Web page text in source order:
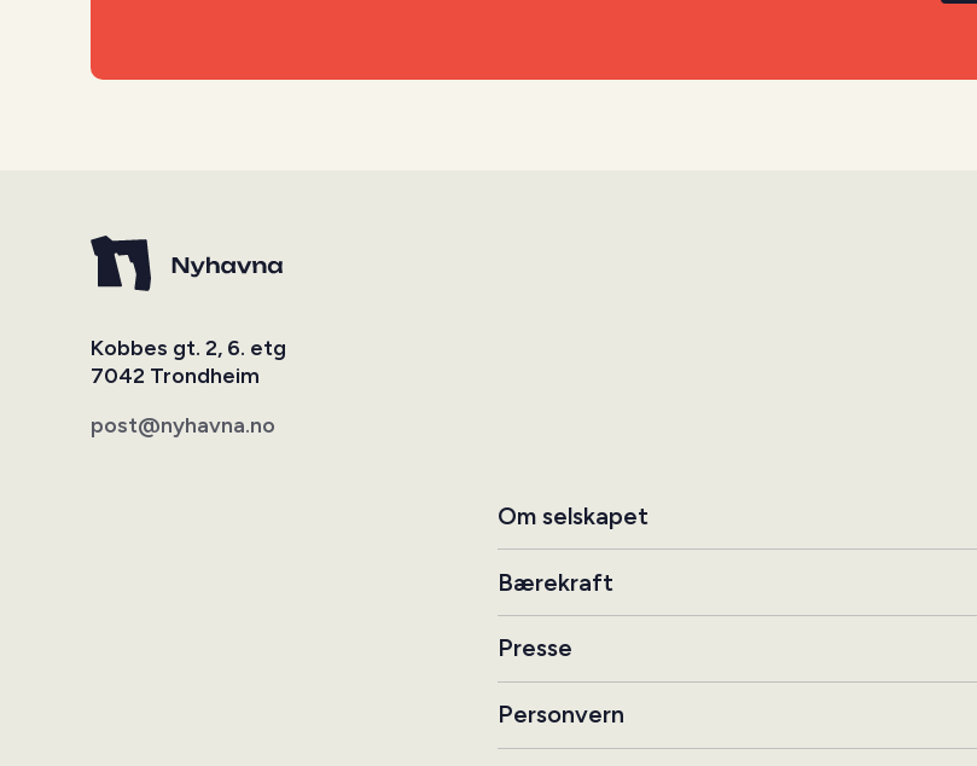
Kobbes gt. 2, 6. etg
7042 Trondheim
post@nyhavna.no
Om selskapet
Bærekraft
Presse
Personvern